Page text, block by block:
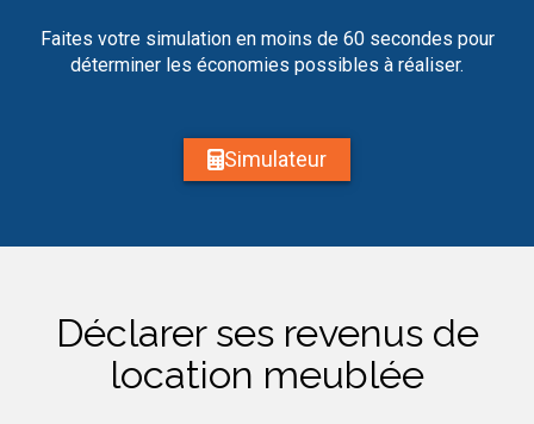
Faites votre simulation en moins de 60 secondes pour
déterminer les économies possibles à réaliser.
Simulateur
Déclarer ses revenus de
location meublée